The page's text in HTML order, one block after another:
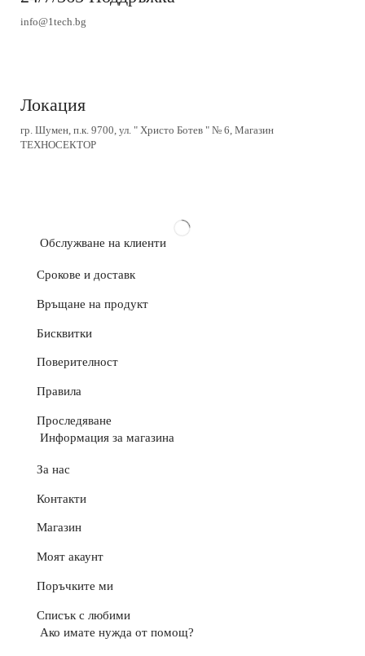
info@1tech.bg
Локация
гр. Шумен, п.к. 9700, ул. " Христо Ботев " № 6, Магазин
ТЕХНОСЕКТОР
Обслужване на клиенти
Срокове и доставк
Връщане на продукт
Бисквитки
Поверителност
Правила
Проследяване
Информация за магазина
За нас
Контакти
Магазин
Моят акаунт
Поръчките ми
Списък с любими
Ако имате нужда от помощ?